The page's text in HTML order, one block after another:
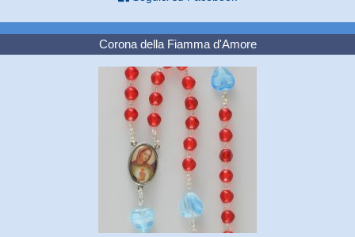
Corona della Fiamma d'Amore